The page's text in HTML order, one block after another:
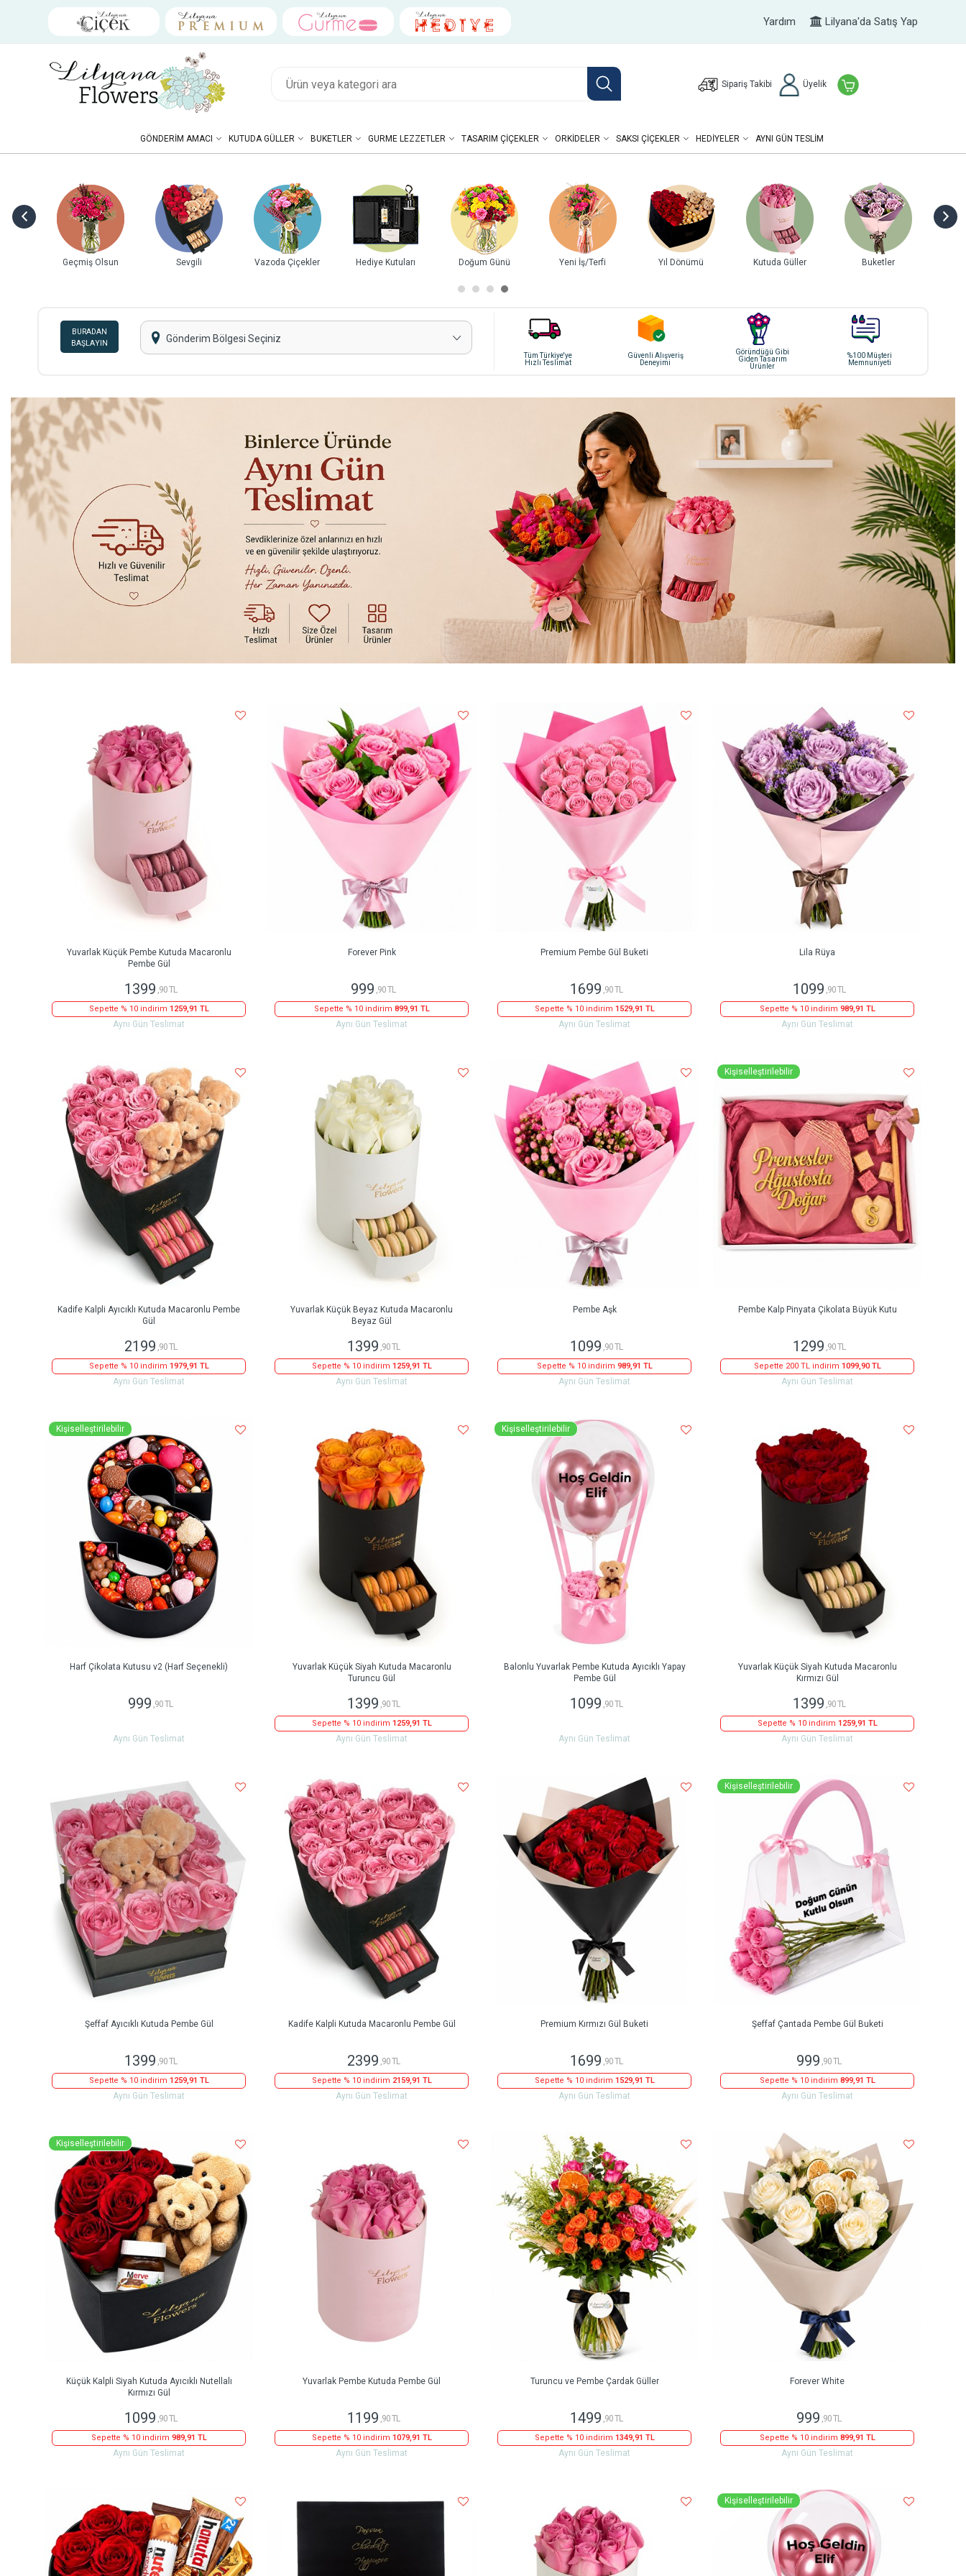
Yardım Lilyana'da Satış Yap
Sipariş Takibi Üyelik
GÖNDERIM AMACI KUTUDA GÜLLER BUKETLER GURME LEZZETLER TASARIM ÇIÇEKLER ORKIDELER SAKSI ÇIÇEKLER HEDIYELER AYNI GÜN TESLİM
Doğum Günü Yıl Dönümü Kutuda Güller Buketler Gurme Lezzetler Tasarım Çiçekler Teraryumlar
BURADAN
BAŞLAYIN
Gönderim Bölgesi Seçiniz
Tüm Türkiye'ye
Hızlı Teslimat
Güvenli Alışveriş
Deneyimi
Göründüğü Gibi
Giden Tasarım
Ürünler
%100 Müşteri
Memnuniyeti
Yuvarlak Küçük Pembe Kutuda Macaronlu
Pembe Gül
1399 ,90 TL
Sepette % 10 indirim 1259,91 TL
Aynı Gün Teslimat
Forever Pink
999 ,90 TL
Sepette % 10 indirim 899,91 TL
Aynı Gün Teslimat
Premium Pembe Gül Buketi
1699 ,90 TL
Sepette % 10 indirim 1529,91 TL
Aynı Gün Teslimat
Lila Rüya
1099 ,90 TL
Sepette % 10 indirim 989,91 TL
Aynı Gün Teslimat
Kadife Kalpli Ayıcıklı Kutuda Macaronlu Pembe
Gül
2199 ,90 TL
Sepette % 10 indirim 1979,91 TL
Aynı Gün Teslimat
Yuvarlak Küçük Beyaz Kutuda Macaronlu
Beyaz Gül
1399 ,90 TL
Sepette % 10 indirim 1259,91 TL
Aynı Gün Teslimat
Pembe Aşk
1099 ,90 TL
Sepette % 10 indirim 989,91 TL
Aynı Gün Teslimat
Kişiselleştirilebilir
Pembe Kalp Pinyata Çikolata Büyük Kutu
1299 ,90 TL
Sepette 200 TL indirim 1099,90 TL
Aynı Gün Teslimat
Kişiselleştirilebilir
Harf Çikolata Kutusu v2 (Harf Seçenekli)
999 ,90 TL
Aynı Gün Teslimat
Yuvarlak Küçük Siyah Kutuda Macaronlu
Turuncu Gül
1399 ,90 TL
Sepette % 10 indirim 1259,91 TL
Aynı Gün Teslimat
Kişiselleştirilebilir
Balonlu Yuvarlak Pembe Kutuda Ayıcıklı Yapay
Pembe Gül
1099 ,90 TL
Aynı Gün Teslimat
Yuvarlak Küçük Siyah Kutuda Macaronlu
Kırmızı Gül
1399 ,90 TL
Sepette % 10 indirim 1259,91 TL
Aynı Gün Teslimat
Şeffaf Ayıcıklı Kutuda Pembe Gül
1399 ,90 TL
Sepette % 10 indirim 1259,91 TL
Aynı Gün Teslimat
Kadife Kalpli Kutuda Macaronlu Pembe Gül
2399 ,90 TL
Sepette % 10 indirim 2159,91 TL
Aynı Gün Teslimat
Premium Kırmızı Gül Buketi
1699 ,90 TL
Sepette % 10 indirim 1529,91 TL
Aynı Gün Teslimat
Kişiselleştirilebilir
Şeffaf Çantada Pembe Gül Buketi
999 ,90 TL
Sepette % 10 indirim 899,91 TL
Aynı Gün Teslimat
Kişiselleştirilebilir
Küçük Kalpli Siyah Kutuda Ayıcıklı Nutellalı
Kırmızı Gül
1099 ,90 TL
Sepette % 10 indirim 989,91 TL
Aynı Gün Teslimat
Yuvarlak Pembe Kutuda Pembe Gül
1199 ,90 TL
Sepette % 10 indirim 1079,91 TL
Aynı Gün Teslimat
Turuncu ve Pembe Çardak Güller
1499 ,90 TL
Sepette % 10 indirim 1349,91 TL
Aynı Gün Teslimat
Forever White
999 ,90 TL
Sepette % 10 indirim 899,91 TL
Aynı Gün Teslimat
Kişiselleştirilebilir